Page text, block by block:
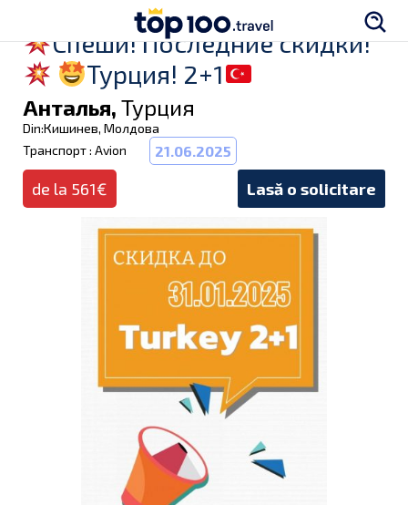
Спеши! Последние скидки!
Турция! 2+1
Анталья, Турция
Din:Кишинев, Молдова
Транспорт : Avion
21.06.2025
de la 561€ Lasă o solicitare